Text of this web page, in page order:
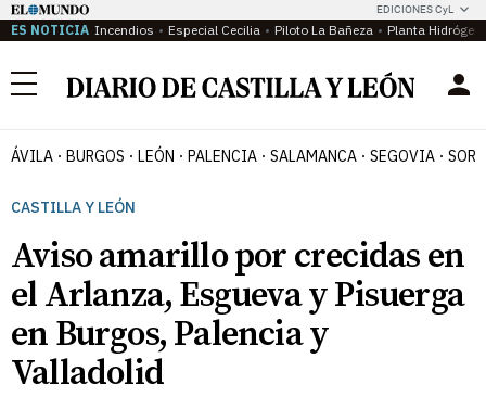
EDICIONES CyL
ES NOTICIA Incendios Especial Cecilia Piloto La Bañeza Planta
Menú
ÁVILA BURGOS LEÓN PALENCIA SALAMANCA SEGOVIA
CASTILLA Y LEÓN
Aviso amarillo por crecidas en
el Arlanza, Esgueva y Pisuerga
en Burgos, Palencia y
Valladolid